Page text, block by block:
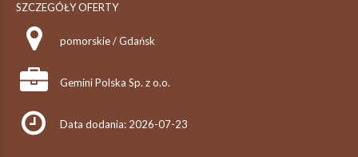
SZCZEGÓŁY OFERTY
pomorskie / Gdańsk
Gemini Polska Sp. z o.o.
Data dodania: 2026-07-23